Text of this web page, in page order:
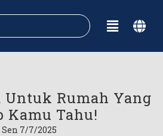
Untuk Rumah Yang
Kamu Tahu!
Sen 7/7/2025